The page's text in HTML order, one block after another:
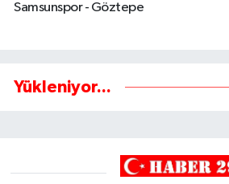
Samsunspor - Göztepe
Yükleniyor...